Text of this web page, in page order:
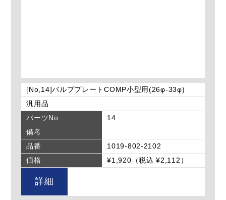
[No,14]バルブプレートCOMP小型用(26φ-33φ)
汎用品
パーツNo
14
備考
品番
1019-802-2102
価格
¥1,920（税込 ¥2,112）
詳細